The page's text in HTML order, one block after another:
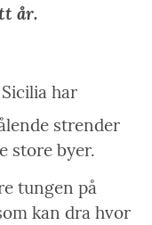
år.
har
strender
store byer.
tungen på
kan dra hvor